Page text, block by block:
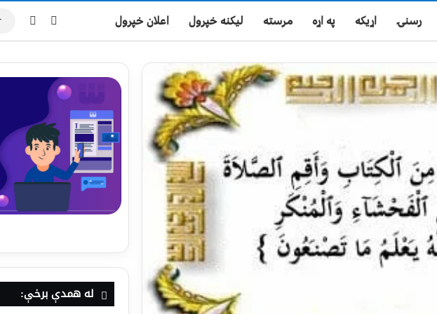
رسنۍ اړیکه په اړه مرسته لیکنه خپرول اعلان خپرول
له همدې برخې: